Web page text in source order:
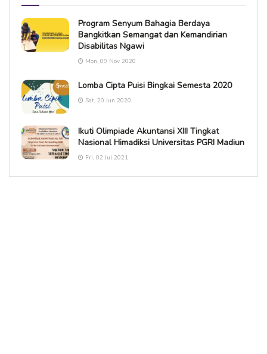
Program Senyum Bahagia Berdaya
Bangkitkan Semangat dan Kemandirian
Disabilitas Ngawi
Mon, 09 Nov 2020
Lomba Cipta Puisi Bingkai Semesta 2020
Sat, 20 Jun 2020
Ikuti Olimpiade Akuntansi XIII Tingkat
Nasional Himadiksi Universitas PGRI Madiun
Fri, 02 Jul 2021